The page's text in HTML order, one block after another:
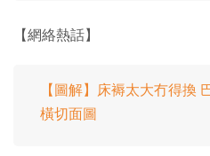
【網絡熱話】
【圖解】床褥太大冇得換
橫切面圖